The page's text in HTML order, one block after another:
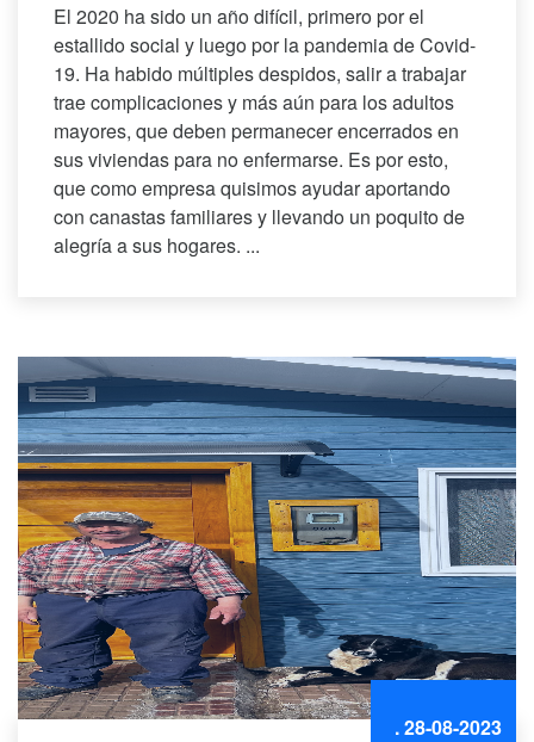
El 2020 ha sido un año difícil, primero por el
estallido social y luego por la pandemia de Covid-
19. Ha habido múltiples despidos, salir a trabajar
trae complicaciones y más aún para los adultos
mayores, que deben permanecer encerrados en
sus viviendas para no enfermarse. Es por esto,
que como empresa quisimos ayudar aportando
con canastas familiares y llevando un poquito de
alegría a sus hogares. ...
. 28-08-2023